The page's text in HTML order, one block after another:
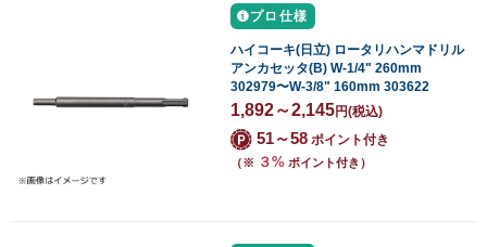
プロ仕様
ハイコーキ(日立) ロータリハンマドリル
アンカセッタ(B) W-1/4" 260mm
302979〜W-3/8" 160mm 303622
1,892～2,145円(税込)
51～58 ポイント付き
（※ ３% ポイント付き）